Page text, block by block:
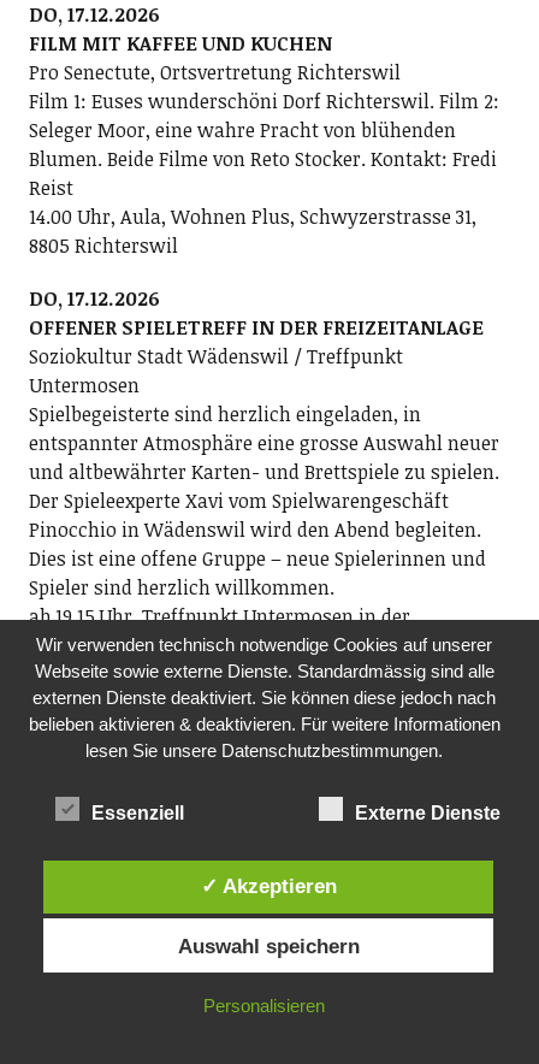
DO, 17.12.2026
FILM MIT KAFFEE UND KUCHEN
Pro Senectute, Ortsvertretung Richterswil
Film 1: Euses wunderschöni Dorf Richterswil. Film 2:
Seleger Moor, eine wahre Pracht von blühenden
Blumen. Beide Filme von Reto Stocker. Kontakt: Fredi
Reist
14.00 Uhr, Aula, Wohnen Plus, Schwyzerstrasse 31,
8805 Richterswil
DO, 17.12.2026
OFFENER SPIELETREFF IN DER FREIZEITANLAGE
Soziokultur Stadt Wädenswil / Treffpunkt
Untermosen
Spielbegeisterte sind herzlich eingeladen, in
entspannter Atmosphäre eine grosse Auswahl neuer
und altbewährter Karten- und Brettspiele zu spielen.
Der Spieleexperte Xavi vom Spielwarengeschäft
Pinocchio in Wädenswil wird den Abend begleiten.
Dies ist eine offene Gruppe – neue Spielerinnen und
Spieler sind herzlich willkommen.
ab 19.15 Uhr, Treffpunkt Untermosen in der
Freizeitanlage Wädenswil, Tobelrainstrasse 25,
Wädenswil
Alle ansehen
Über uns
Der Wädenswiler Online ist das lokale Newsportal für
Wädenswil mit seinen Ortsteilen Schönenberg,
Samstagern. Auf diesem Portal finden Sie alles
Zürich. Ob Musik, Kunst, Fasnacht, Sport oder
Wir verwenden technisch notwendige Cookies auf unserer
Webseite sowie externe Dienste. Standardmässig sind alle
externen Dienste deaktiviert. Sie können diese jedoch nach
belieben aktivieren & deaktivieren. Für weitere Informationen
lesen Sie unsere Datenschutzbestimmungen.
Essenziell Externe Dienste
✓ Akzeptieren
Auswahl speichern
Personalisieren